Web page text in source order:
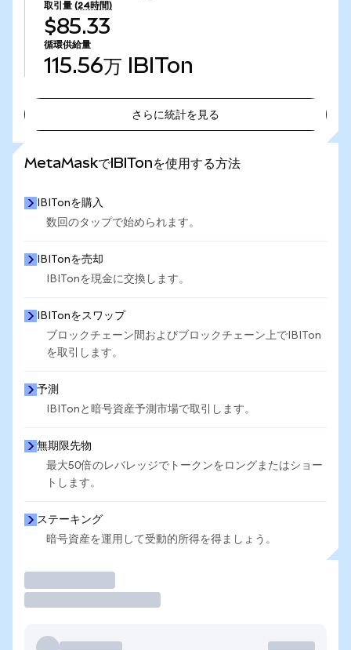
取引量 (24時間)
$85.33
循環供給量
115.56万 IBITon
さらに統計を見る
MetaMaskでIBITonを使用する方法
IBITonを購入
数回のタップで始められます。
IBITonを売却
IBITonを現金に交換します。
IBITonをスワップ
ブロックチェーン間およびブロックチェーン上でIBITon
を取引します。
予測
IBITonと暗号資産予測市場で取引します。
無期限先物
最大50倍のレバレッジでトークンをロングまたはショー
トします。
ステーキング
暗号資産を運用して受動的所得を得ましょう。